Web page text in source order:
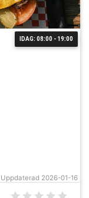
IDAG: 08:00 - 19:00
Uppdaterad 2026-01-16